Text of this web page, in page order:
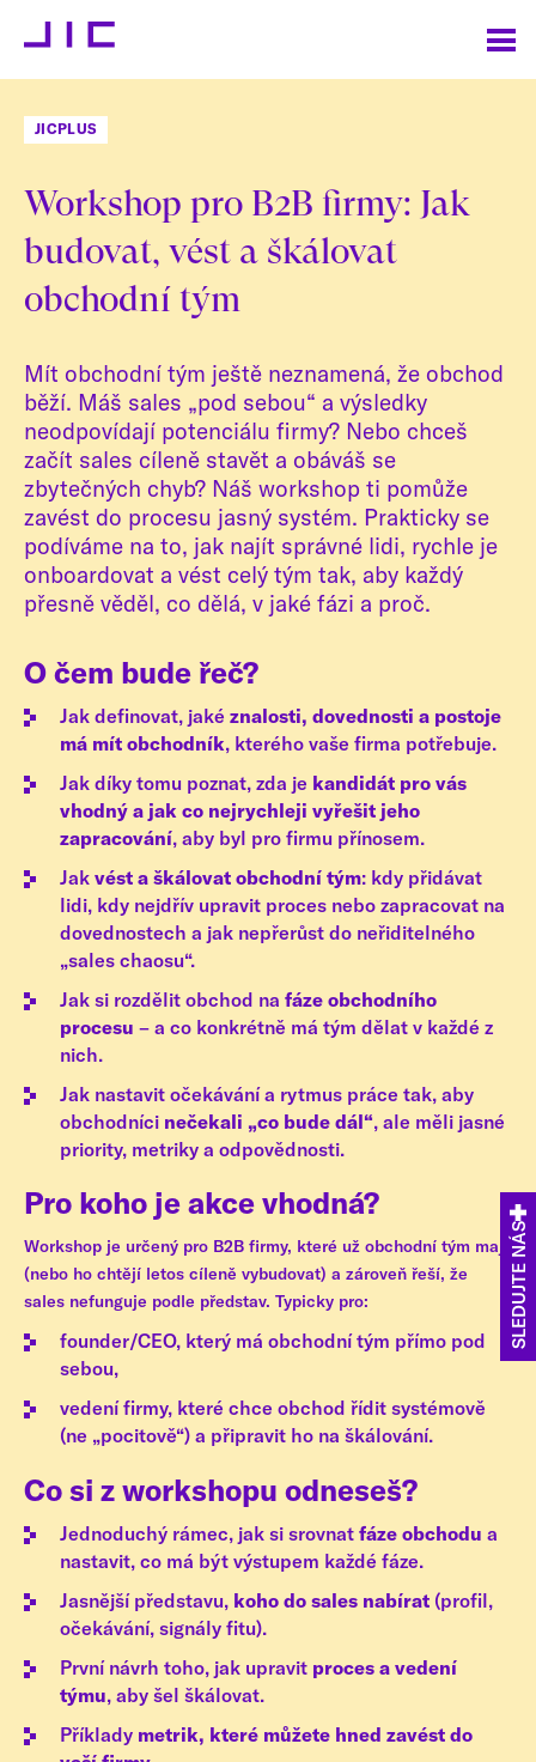
JICPLUS
Workshop pro B2B firmy: Jak
budovat, vést a škálovat
obchodní tým
Mít obchodní tým ještě neznamená, že obchod
běží. Máš sales „pod sebou“ a výsledky
neodpovídají potenciálu firmy? Nebo chceš
začít sales cíleně stavět a obáváš se
zbytečných chyb? Náš workshop ti pomůže
zavést do procesu jasný systém. Prakticky se
podíváme na to, jak najít správné lidi, rychle je
onboardovat a vést celý tým tak, aby každý
přesně věděl, co dělá, v jaké fázi a proč.
O čem bude řeč?
Jak definovat, jaké znalosti, dovednosti a postoje
má mít obchodník, kterého vaše firma potřebuje.
Jak díky tomu poznat, zda je kandidát pro vás
vhodný a jak co nejrychleji vyřešit jeho
zapracování, aby byl pro firmu přínosem.
Jak vést a škálovat obchodní tým: kdy přidávat
lidi, kdy nejdřív upravit proces nebo zapracovat na
dovednostech a jak nepřerůst do neřiditelného
„sales chaosu“.
Jak si rozdělit obchod na fáze obchodního
procesu – a co konkrétně má tým dělat v každé z
nich.
Jak nastavit očekávání a rytmus práce tak, aby
obchodníci nečekali „co bude dál“, ale měli jasné
priority, metriky a odpovědnosti.
Pro koho je akce vhodná?
Workshop je určený pro B2B firmy, které už obchodní tým mají
(nebo ho chtějí letos cíleně vybudovat) a zároveň řeší, že
sales nefunguje podle představ. Typicky pro:
founder/CEO, který má obchodní tým přímo pod
sebou,
vedení firmy, které chce obchod řídit systémově
(ne „pocitově“) a připravit ho na škálování.
Co si z workshopu odneseš?
Jednoduchý rámec, jak si srovnat fáze obchodu a
nastavit, co má být výstupem každé fáze.
Jasnější představu, koho do sales nabírat (profil,
očekávání, signály fitu).
První návrh toho, jak upravit proces a vedení
týmu, aby šel škálovat.
Příklady metrik, které můžete hned zavést do
SLEDUJTE NÁS